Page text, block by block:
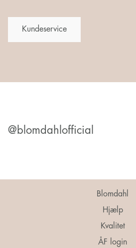
Kundeservice
@blomdahlofficial
Blomdahl
Hjælp
Kvalitet
ÅF login